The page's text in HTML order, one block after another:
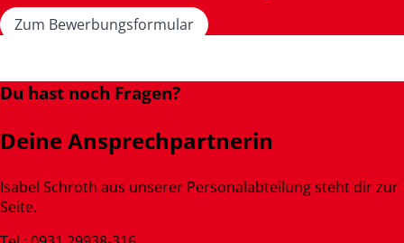
Zum Bewerbungsformular
Du hast noch Fragen?
Deine Ansprechpartnerin
Isabel Schroth aus unserer Personalabteilung steht dir zur
Seite.